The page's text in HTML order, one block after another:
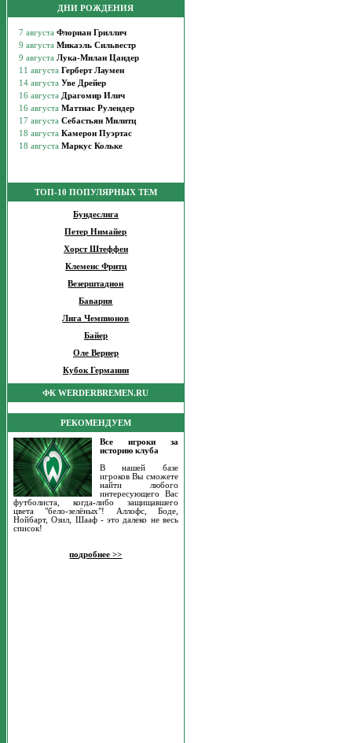
ДНИ РОЖДЕНИЯ
ТОП-10 ПОПУЛЯРНЫХ ТЕМ
Бундеслига
Петер Нимайер
Хорст Штеффен
Клеменс Фритц
Везерштадион
Бавария
Лига Чемпионов
Байер
Оле Вернер
Кубок Германии
ФК WERDERBREMEN.RU
РЕКОМЕНДУЕМ
Все игроки за
историю клуба
В нашей базе
игроков Вы сможете
найти любого
интересующего Вас
футболиста, когда-либо защищавшего
цвета "бело-зелёных"! Аллофс, Боде,
Нойбарт, Озил, Шааф - это далеко не весь
список!
подробнее >>